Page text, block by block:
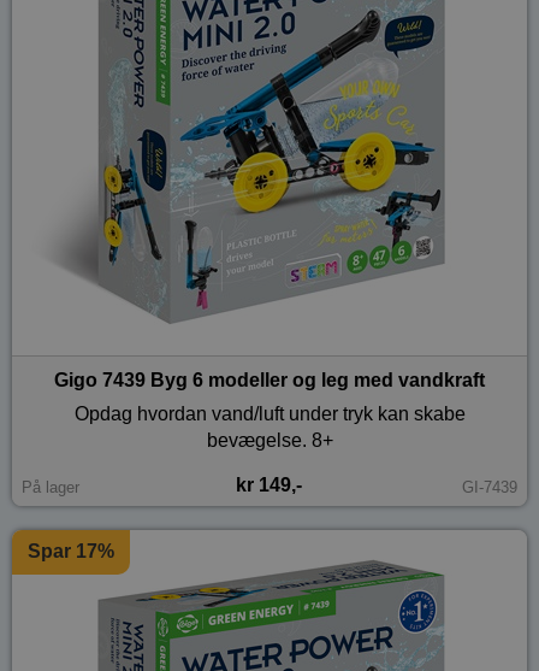
Gigo 7439 Byg 6 modeller og leg med vandkraft
Opdag hvordan vand/luft under tryk kan skabe
bevægelse. 8+
På lager kr 149,- GI-7439
Spar 17%